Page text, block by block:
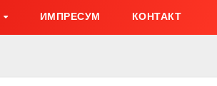
ИМПРЕСУМ КОНТАКТ